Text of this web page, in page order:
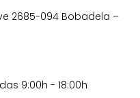
2685-094 Bobadela –
9:00h - 18:00h